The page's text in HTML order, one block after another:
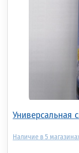
Универсальная
5